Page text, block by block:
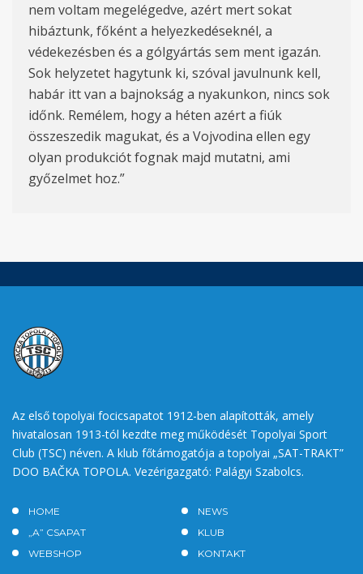
nem voltam megelégedve, azért mert sokat
hibáztunk, főként a helyezkedéseknél, a
védekezésben és a gólgyártás sem ment igazán.
Sok helyzetet hagytunk ki, szóval javulnunk kell,
habár itt van a bajnokság a nyakunkon, nincs sok
időnk. Remélem, hogy a héten azért a fiúk
összeszedik magukat, és a Vojvodina ellen egy
olyan produkciót fognak majd mutatni, ami
győzelmet hoz.”
Az első topolyai focicsapatot 1912-ben alapították, amely
hivatalosan 1913-tól kezdte meg működését Topolyai Sport
Club (TSC) néven. A klub főtámogatója a topolyai „SAT-TRAKT”
DOO BAČKA TOPOLA. Vezérigazgató: Palágyi Szabolcs.
HOME
NEWS
„A” CSAPAT
KLUB
WEBSHOP
KONTAKT